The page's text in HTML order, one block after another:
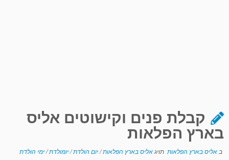
קבלת פנים וקישוטים אליס
בארץ הפלאות
ב אליס בארץ הפלאות תויגאליס בארץ הפלאות/יום הולדת/יומולדת/ימי הולדת